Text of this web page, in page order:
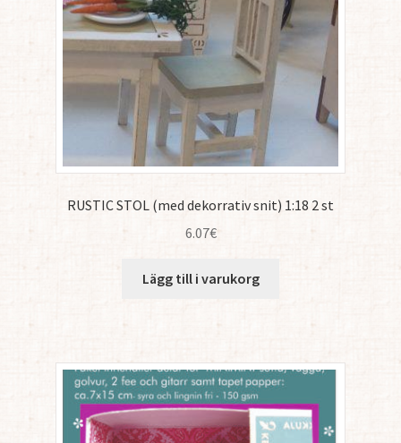
RUSTIC STOL (med dekorrativ snit) 1:18 2 st
6.07€
Lägg till i varukorg